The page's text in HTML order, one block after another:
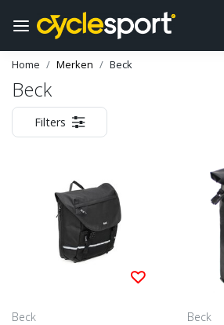
Home Merken Beck
Beck
Filters
Beck Beck